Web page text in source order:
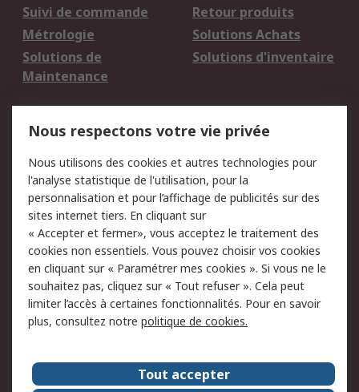
Suivi de commande
Retour produits
Métrologie
Solutions Achats
Solutions de
Maintenance
Solutions d'inventaire
du site
Politique de protection
des données - Mise à
jour
Sécurité des E-mails
Conditions générales
de vente
Politique anti-
corruption
Campagnes marketing
A propos de RS
A propos de RS France
Evénements
Le groupe RS Group Plc
Presse
Nous respectons votre vie privée
Nous utilisons des cookies et autres technologies pour
l'analyse statistique de l'utilisation, pour la
personnalisation et pour l’affichage de publicités sur des
sites internet tiers. En cliquant sur
« Accepter et fermer», vous acceptez le traitement des
cookies non essentiels. Vous pouvez choisir vos cookies
en cliquant sur « Paramétrer mes cookies ». Si vous ne le
souhaitez pas, cliquez sur « Tout refuser ». Cela peut
limiter l’accès à certaines fonctionnalités. Pour en savoir
plus, consultez notre politique de cookies.
Tout accepter